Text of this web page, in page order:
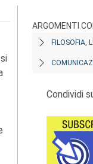
ARGOMENTI
FILOSOFIA,
Condividi